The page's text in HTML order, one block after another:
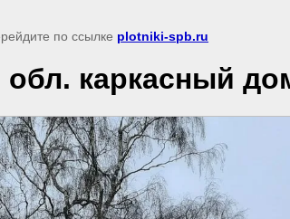
по ссылке plotniki-spb.ru
обл. каркасный